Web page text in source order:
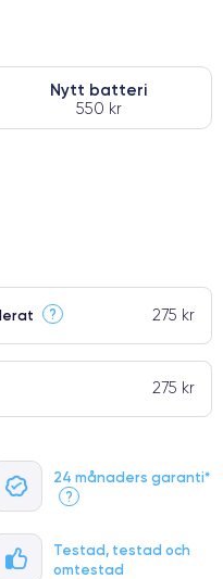
24 månaders garanti*
?
Testad, testad och
omtestad
Nytt batteri
550 kr
? 275 kr
275 kr